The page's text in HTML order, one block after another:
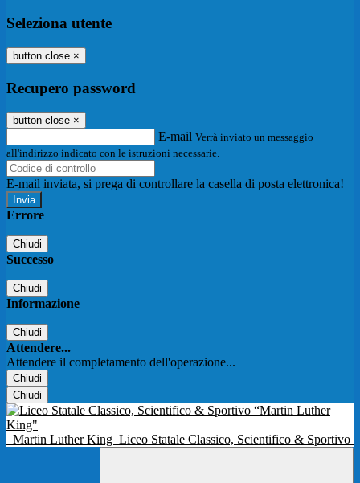
Seleziona utente
button close ×
Recupero password
button close ×
E-mail Verrà inviato un messaggio
all'indirizzo indicato con le istruzioni necessarie.
E-mail inviata, si prega di controllare la casella di posta elettronica!
Errore
Chiudi
Successo
Chiudi
Informazione
Chiudi
Attendere...
Attendere il completamento dell'operazione...
Chiudi
Chiudi
Martin Luther King Liceo Statale Classico, Scientifico & Sportivo